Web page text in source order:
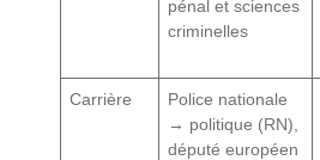
pénal et sciences
criminelles
Carrière
Police nationale
→ politique (RN),
député européen